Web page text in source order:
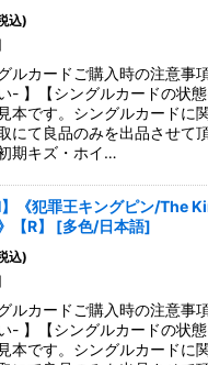
込)
グルカードご購入時の注意事
- 】【シングルカードの状態
本です。シングルカードに
にて良品のみを出品させて
期キズ・ホイ…
】《犯罪王キングピン/The
【R】
[多色/日本語]
込)
グルカードご購入時の注意事
- 】【シングルカードの状態
本です。シングルカードに